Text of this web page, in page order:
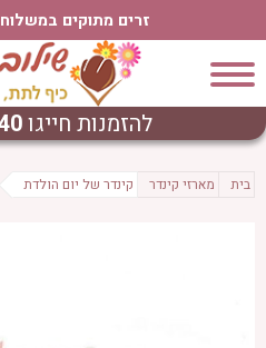
זרים מתוקים
להזמנות חייגו
בית מארזי קינדר קינדר של יום הולדת